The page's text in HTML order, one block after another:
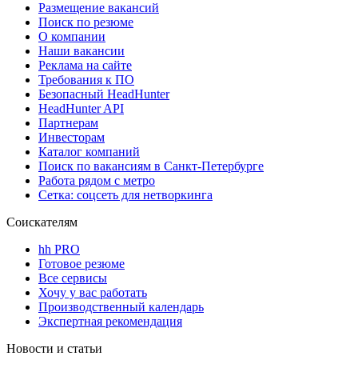
Размещение вакансий
Поиск по резюме
О компании
Наши вакансии
Реклама на сайте
Требования к ПО
Безопасный HeadHunter
HeadHunter API
Партнерам
Инвесторам
Каталог компаний
Поиск по вакансиям в Санкт-Петербурге
Работа рядом с метро
Сетка: соцсеть для нетворкинга
Соискателям
hh PRO
Готовое резюме
Все сервисы
Хочу у вас работать
Производственный календарь
Экспертная рекомендация
Новости и статьи